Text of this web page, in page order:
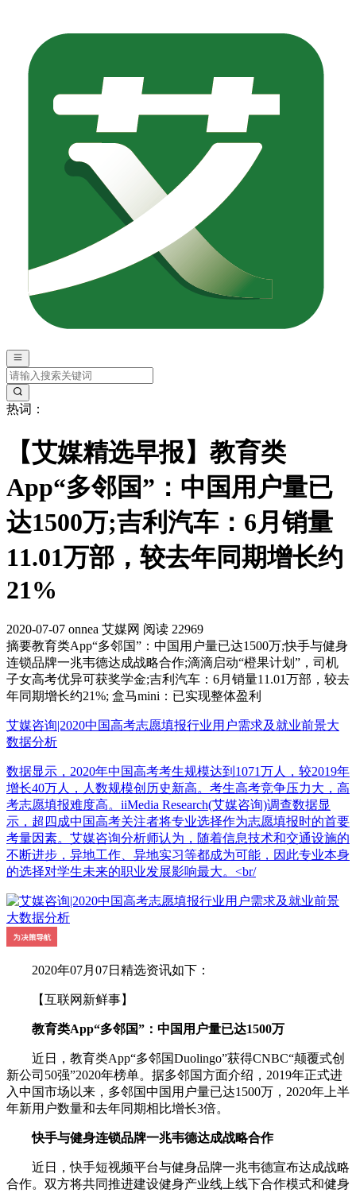
热词：
【艾媒精选早报】教育类
App“多邻国”：中国用户量已
达1500万;吉利汽车：6月销量
11.01万部，较去年同期增长约
21%
2020-07-07 onnea 艾媒网 阅读 22969
摘要教育类App“多邻国”：中国用户量已达1500万;快手与健身
连锁品牌一兆韦德达成战略合作;滴滴启动“橙果计划”，司机
子女高考优异可获奖学金;吉利汽车：6月销量11.01万部，较去
年同期增长约21%; 盒马mini：已实现整体盈利
艾媒咨询|2020中国高考志愿填报行业用户需求及就业前景大
数据分析
数据显示，2020年中国高考考生规模达到1071万人，较2019年
增长40万人，人数规模创历史新高。考生高考竞争压力大，高
考志愿填报难度高。iiMedia Research(艾媒咨询)调查数据显
示，超四成中国高考关注者将专业选择作为志愿填报时的首要
考量因素。艾媒咨询分析师认为，随着信息技术和交通设施的
不断进步，异地工作、异地实习等都成为可能，因此专业本身
的选择对学生未来的职业发展影响最大。<br/
2020年07月07日精选资讯如下：
【互联网新鲜事】
教育类App“多邻国”：中国用户量已达1500万
近日，教育类App“多邻国Duolingo”获得CNBC“颠覆式创
新公司50强”2020年榜单。据多邻国方面介绍，2019年正式进
入中国市场以来，多邻国中国用户量已达1500万，2020年上半
年新用户数量和去年同期相比增长3倍。
快手与健身连锁品牌一兆韦德达成战略合作
近日，快手短视频平台与健身品牌一兆韦德宣布达成战略
合作。双方将共同推进建设健身产业线上线下合作模式和健身